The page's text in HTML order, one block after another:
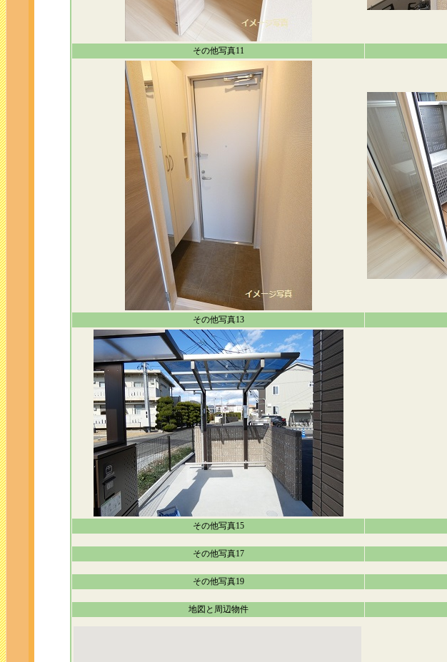
その他写真11
その他写真13
その他写真15
その他写真17
その他写真19
地図と周辺物件